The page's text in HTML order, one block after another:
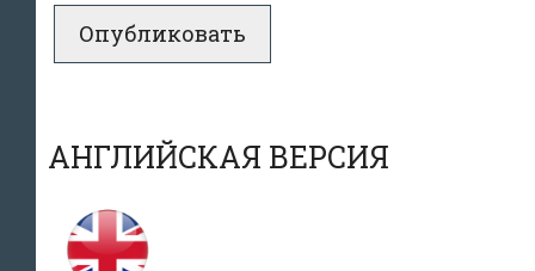
АНГЛИЙСКАЯ ВЕРСИЯ